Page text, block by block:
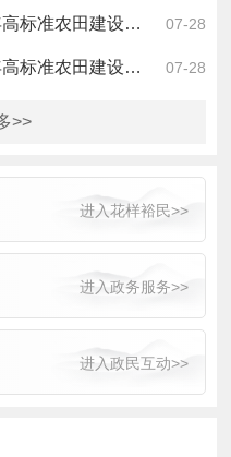
07-28
无拖欠农民工工资情况公示
07-28
无拖欠农民工工资情况公示
>>